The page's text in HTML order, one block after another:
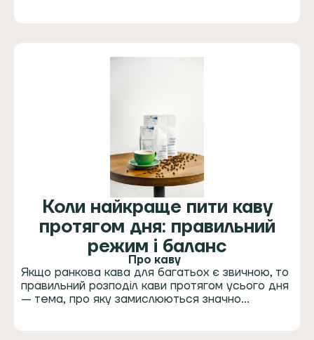
Коли найкраще пити каву
протягом дня: правильний
режим і баланс
Про каву
Якщо ранкова кава для багатьох є звичною, то
правильний розподіл кави протягом усього дня
— тема, про яку замислюються значно…